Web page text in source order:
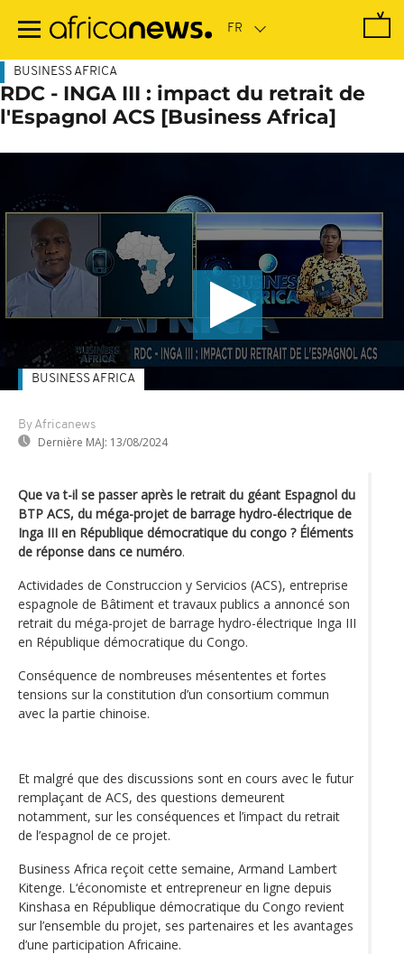
contenu
BUSINESS AFRICA
RDC - INGA III : impact du retrait de
l'Espagnol ACS [Business Africa]
By Africanews
Dernière MAJ: 13/08/2024
BUSINESS AFRICA
Que va t-il se passer après le retrait du géant Espagnol du
BTP ACS, du méga-projet de barrage hydro-électrique de
Inga III en République démocratique du congo ? Éléments
de réponse dans ce numéro.
Actividades de Construccion y Servicios (ACS), entreprise
espagnole de Bâtiment et travaux publics a annoncé son
retrait du méga-projet de barrage hydro-électrique Inga III
en République démocratique du Congo.
Conséquence de nombreuses mésententes et fortes
tensions sur la constitution d’un consortium commun
avec la partie chinoise.
Et malgré que des discussions sont en cours avec le futur
remplaçant de ACS, des questions demeurent
notamment, sur les conséquences et l’impact du retrait
de l’espagnol de ce projet.
Business Africa reçoit cette semaine, Armand Lambert
Kitenge. L‘économiste et entrepreneur en ligne depuis
Kinshasa en République démocratique du Congo revient
sur l’ensemble du projet, ses partenaires et les avantages
d’une participation Africaine.